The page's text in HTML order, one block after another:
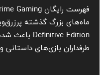
طرفداران بازی‌های